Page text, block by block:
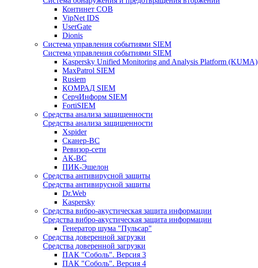
Континет СОВ
VipNet IDS
UserGate
Dionis
Система управления событиями SIEM
Система управления событиями SIEM
Kaspersky Unified Monitoring and Analysis Platform (KUMA)
MaxPatrol SIEM
Rusiem
КОМРАД SIEM
СерчИнформ SIEM
FortiSIEM
Средства анализа защищенности
Средства анализа защищенности
Xspider
Сканер-ВС
Ревизор-сети
АК-ВС
ПИК-Эшелон
Средства антивирусной защиты
Средства антивирусной защиты
Dr.Web
Kaspersky
Средства вибро-акустическая защита информации
Средства вибро-акустическая защита информации
Генератор шума "Пульсар"
Средства доверенной загрузки
Средства доверенной загрузки
ПАК "Соболь". Версия 3
ПАК "Соболь". Версия 4